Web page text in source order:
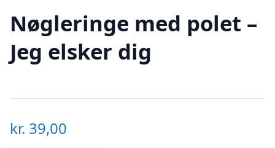
Nøgleringe med polet –
Jeg elsker dig
kr. 39,00